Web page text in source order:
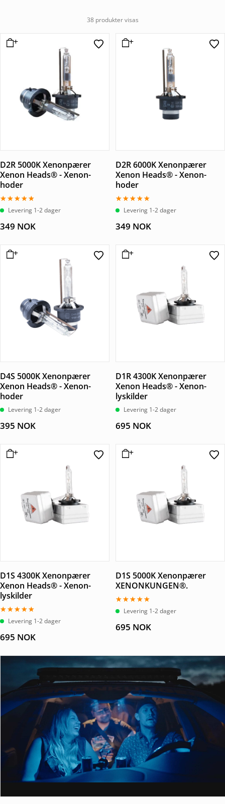
38 produkter visas
D2R 5000K Xenonpærer
Xenon Heads® - Xenon-
hoder
Vurdert
5.00Levering 1-2 dager
349 NOK
D2R 6000K Xenonpærer
Xenon Heads® - Xenon-
hoder
Vurdert
4.67Levering 1-2 dager
349 NOK
D4S 5000K Xenonpærer
Xenon Heads® - Xenon-
hoder
Levering 1-2 dager
395 NOK
D1R 4300K Xenonpærer
Xenon Heads® - Xenon-
lyskilder
Levering 1-2 dager
695 NOK
D1S 4300K Xenonpærer
Xenon Heads® - Xenon-
lyskilder
Vurdert
5.00Levering 1-2 dager
695 NOK
D1S 5000K Xenonpærer
XENONKUNGEN®.
Vurdert
5.00Levering 1-2 dager
695 NOK